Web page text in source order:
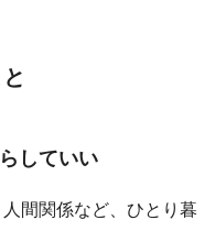
していい
間関係など、ひとり暮